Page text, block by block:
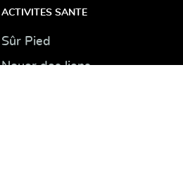
ACTIVITES SANTE
Sûr Pied
Nouer des liens